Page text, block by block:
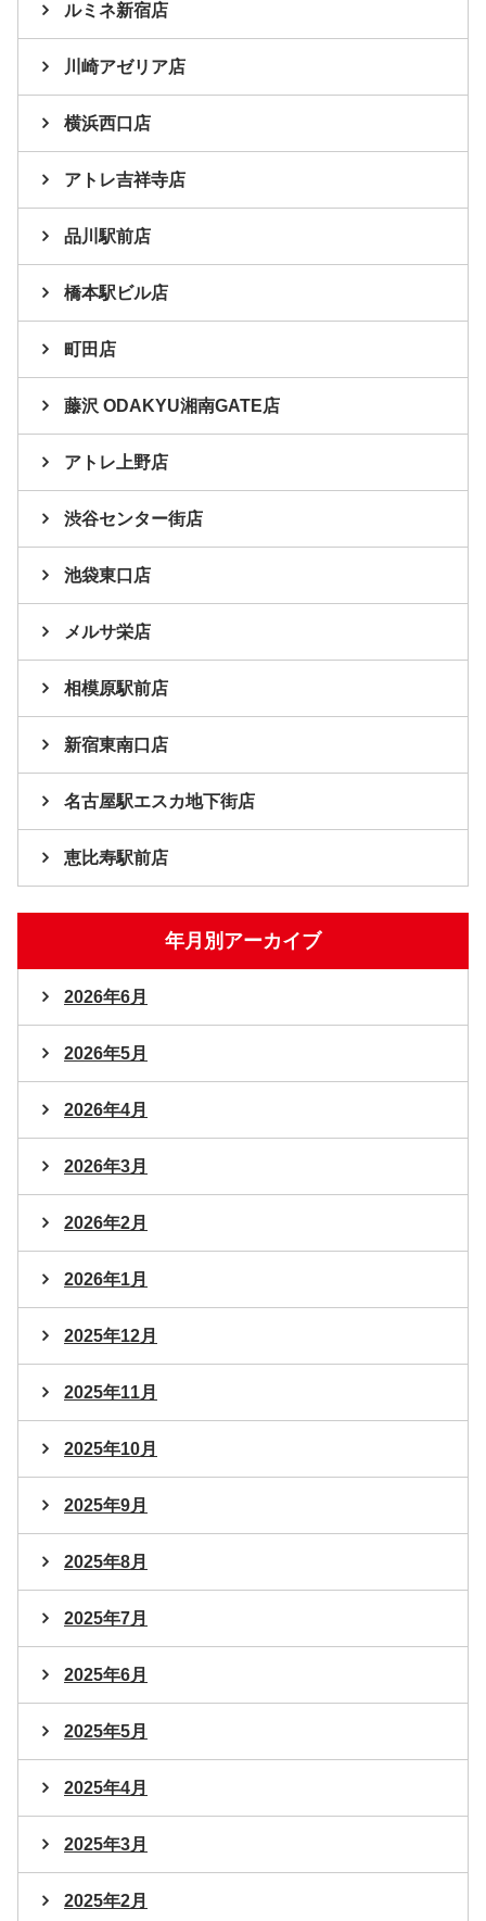
ルミネ新宿店
川崎アゼリア店
横浜西口店
アトレ吉祥寺店
品川駅前店
橋本駅ビル店
町田店
藤沢 ODAKYU湘南GATE店
アトレ上野店
渋谷センター街店
池袋東口店
メルサ栄店
相模原駅前店
新宿東南口店
名古屋駅エスカ地下街店
恵比寿駅前店
年月別アーカイブ
2026年6月
2026年5月
2026年4月
2026年3月
2026年2月
2026年1月
2025年12月
2025年11月
2025年10月
2025年9月
2025年8月
2025年7月
2025年6月
2025年5月
2025年4月
2025年3月
2025年2月